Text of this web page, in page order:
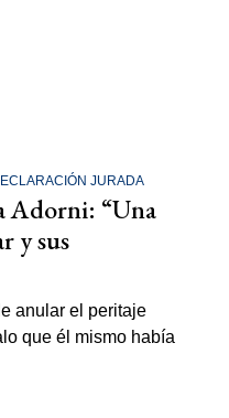
JURADA
Adorni: “Una
y sus